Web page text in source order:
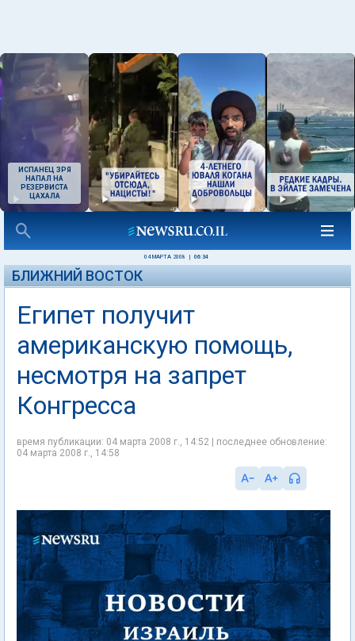
ИСПАНЕЦ ЗРЯ
НАПАЛ НА
РЕЗЕРВИСТА
ЦАХАЛА
04 МАРТА 2008 06:34
БЛИЖНИЙ ВОСТОК
Египет получит
американскую помощь,
несмотря на запрет
Конгресса
время публикации: 04 марта 2008 г., 14:52 | последнее обновление:
04 марта 2008 г., 14:58